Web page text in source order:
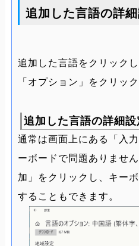
追加した言語の詳
追加した言語をクリック
「オプション」をクリック
追加した言語の詳細設
通常は画面上にある「入
ーボードで問題ありませ
加」をクリックし、キー
することもできます。